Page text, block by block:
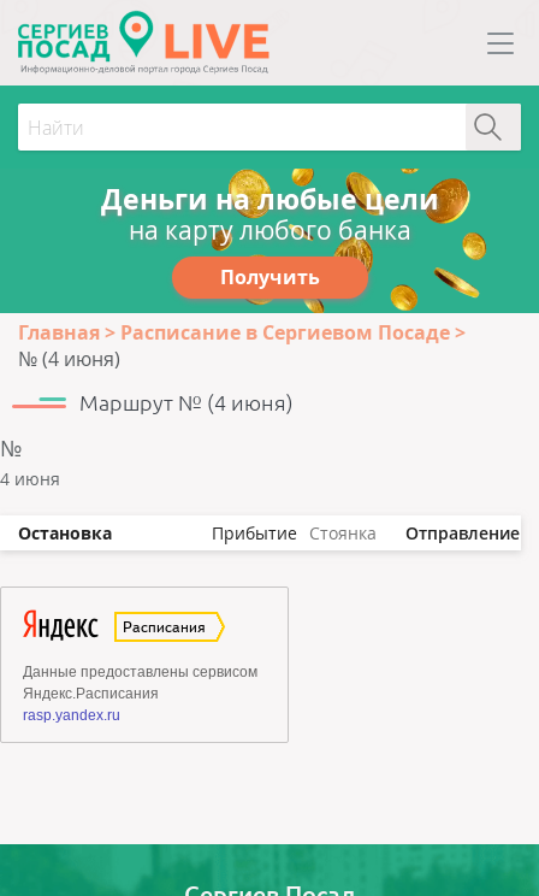
Деньги на любые цели
на карту любого банка
Получить
Главная
Расписание в Сергиевом Посаде
№ (4 июня)
Маршрут № (4 июня)
№
4 июня
Остановка Прибытие Стоянка Отправление